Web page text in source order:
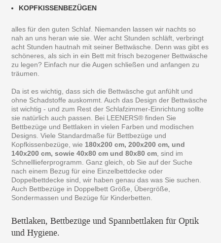
KOPFKISSENBEZÜGEN
alles für den guten Schlaf. Niemanden lassen wir nachts so
nah an uns heran wie sie. Wer acht Stunden schläft, verbringt
acht Stunden hautnah mit seiner Bettwäsche. Denn was gibt es
schöneres, als sich in ein Bett mit frisch bezogener Bettwäsche
zu legen? Einfach nur die Augen schließen und anfangen zu
träumen.
Da ist es wichtig, dass sich die Bettwäsche gut anfühlt und
ohne Schadstoffe auskommt. Auch das Design der Bettwäsche
ist wichtig - und zum Rest der Schlafzimmer-Einrichtung sollte
sie natürlich auch passen. Bei LEENERS® finden Sie
Bettbezüge und Bettlaken in vielen Farben und modischen
Designs. Viele Standardmaße für Bettbezüge und
Kopfkissenbezüge, wie 180x200 cm, 200x200 cm, und
140x200 cm, sowie 40x80 cm und 80x80 cm , sind im
Schnelllieferprogramm. Ganz gleich, ob Sie auf der Suche
nach einem Bezug für eine Einzelbettdecke oder
Doppelbettdecke sind, wir haben genau das was Sie suchen.
Auch Bettbezüge in Doppelbett Größe, Übergröße,
Sondermassen und Bezüge für Kinderbetten.
Bettlaken, Bettbezüge und Spannbettlaken für Optik
und Hygiene.